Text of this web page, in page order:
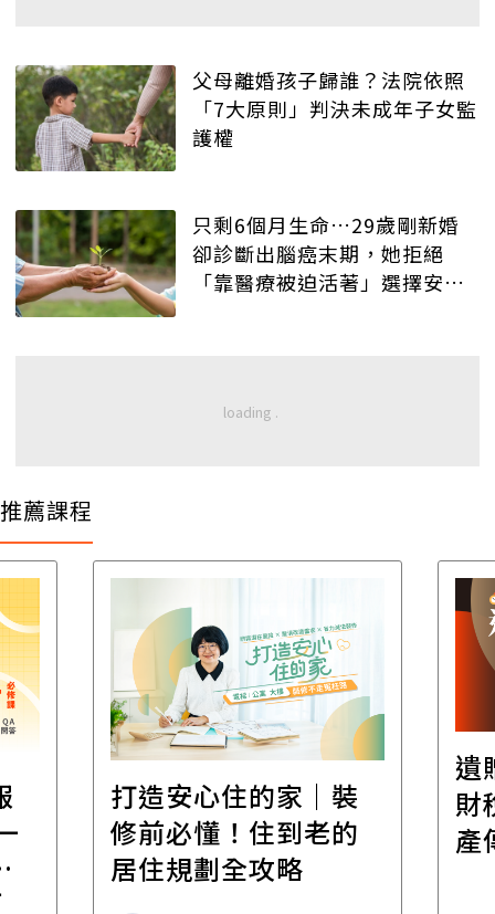
父母離婚孩子歸誰？法院依照
「7大原則」判決未成年子女監
護權
只剩6個月生命…29歲剛新婚
卻診斷出腦癌末期，她拒絕
「靠醫療被迫活著」選擇安樂
推薦課程
打造安心住的家｜裝
修前必懂！住到老的
居住規劃全攻略
遺
財
產